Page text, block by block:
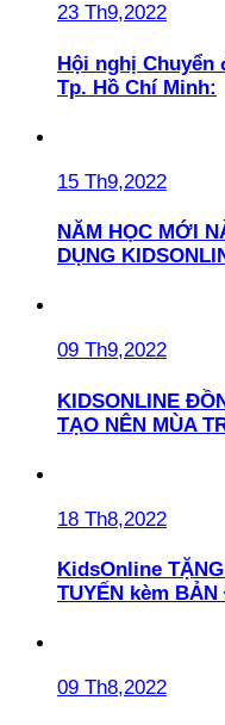
23 Th9,2022
Hội nghị Chuyển
Tp. Hồ Chí Minh:
15 Th9,2022
NĂM HỌC MỚI
DỤNG
09 Th9,2022
KIDSONLINE
TẠO NÊN MÙA
18 Th8,2022
KidsOnline
TUYẾN kèm
09 Th8,2022